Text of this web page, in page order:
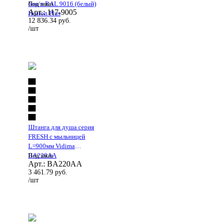
бок/п RAL 9016 (белый)
Heaton Plus
Под заказ
Арт.: 117-9005
12 836.34 руб.
/шт
Штанга для душа серия
FRESH с мыльницей
L=900мм Vidima
BA220AA
Под заказ
Арт.: BA220AA
3 461.79 руб.
/шт